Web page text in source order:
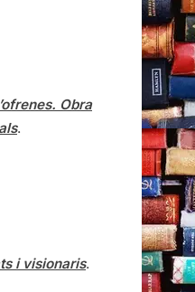
Obra
.
i visionaris.